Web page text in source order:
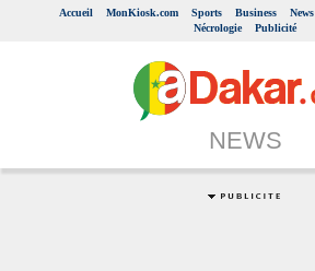
Accueil MonKiosk.com Sports Business News
Nécrologie
Publicité
NEWS